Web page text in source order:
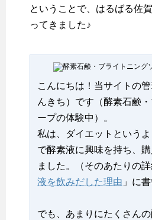
ということで、はるばる佐
ってきました♪
こんにちは！当サイトの
んきち）です（酵素石鹸
ープの体験中）。
私は、ダイエットという
で酵素液に興味を持ち、
ました。（そのあたりの詳
液を飲みだした理由 」に
でも、あまりにたくさん